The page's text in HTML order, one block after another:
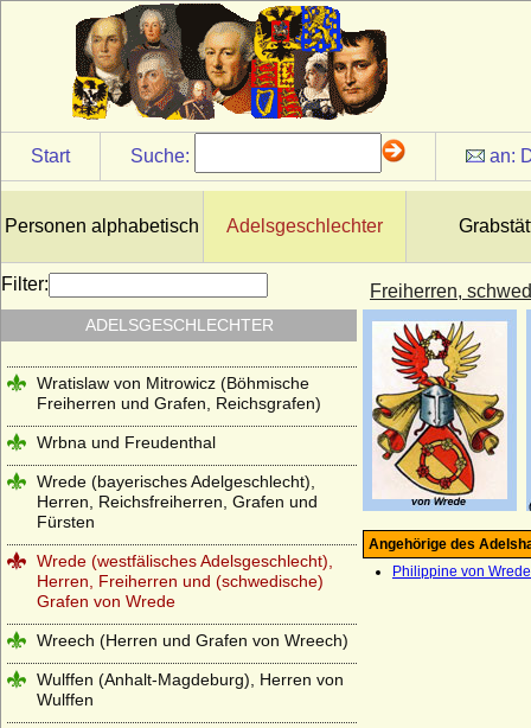
Start Suche: an:
Personen alphabetisch Adelsgeschlechter
Freiherren,
Angehörige des
Philippine von
Filter:
ADELSGESCHLECHTER
Reichsgrafen)
Windisch-Graetz
Winterfeld (Familie von Winterfeld)
Wittelsbacher
Wobeser (Herren von Wobeser)
Wolff-Metternich
Wrangel (Herren, Freiherren und Grafen
von Wrangel)
Wratislaw von Mitrowicz (Böhmische
Freiherren und Grafen, Reichsgrafen)
Wrbna und Freudenthal
Wrede (bayerisches Adelgeschlecht),
Herren, Reichsfreiherren, Grafen und
Fürsten
Wrede (westfälisches Adelsgeschlecht),
Herren, Freiherren und (schwedische)
Grafen von Wrede
Wreech (Herren und Grafen von Wreech)
Wulffen (Anhalt-Magdeburg), Herren von
Wulffen